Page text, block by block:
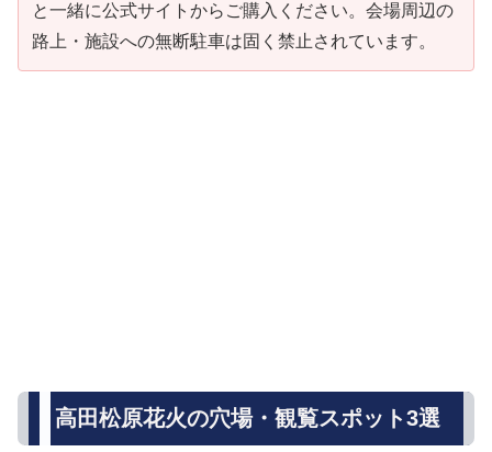
と一緒に公式サイトからご購入ください。会場周辺の
路上・施設への無断駐車は固く禁止されています。
高田松原花火の穴場・観覧スポット3選